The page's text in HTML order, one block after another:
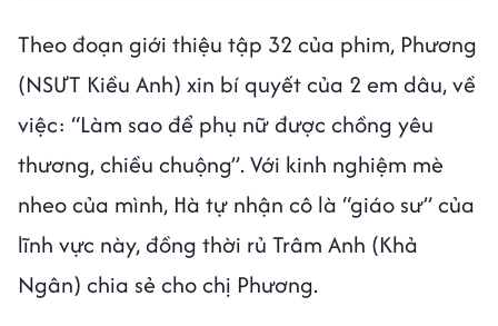
Theo đoạn giới thiệu tập 32 của phim, Phương
(NSƯT Kiều Anh) xin bí quyết của 2 em dâu, về
việc: “Làm sao để phụ nữ được chồng yêu
thương, chiều chuộng”. Với kinh nghiệm mè
nheo của mình, Hà tự nhận cô là “giáo sư” của
lĩnh vực này, đồng thời rủ Trâm Anh (Khả
Ngân) chia sẻ cho chị Phương.